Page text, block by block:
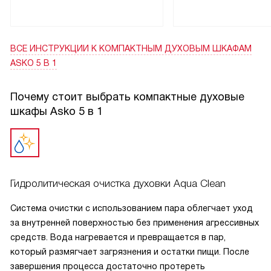
вкусной.
Итак, эта техника - это то, что нужно каждому, кто любит
ее всем!
ВСЕ ИНСТРУКЦИИ К КОМПАКТНЫМ ДУХОВЫМ ШКАФАМ
ASKO 5 В 1
Почему стоит выбрать компактные духовые
шкафы Asko 5 в 1
Гидролитическая очистка духовки Aqua Clean
Система очистки с использованием пара облегчает уход
за внутренней поверхностью без применения агрессивных
средств. Вода нагревается и превращается в пар,
который размягчает загрязнения и остатки пищи. После
завершения процесса достаточно протереть